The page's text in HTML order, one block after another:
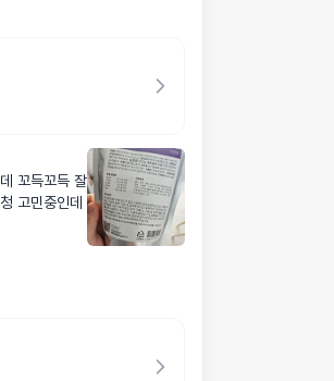
꼬득꼬득 잘
고민중인데